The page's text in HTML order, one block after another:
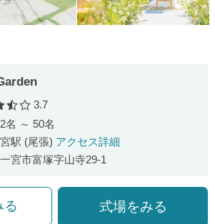
口コミ評価
3.7
名 ～ 50名
駅 (尾張) アクセス詳細
宮市富塚字山寺29-1
る 式場をみる